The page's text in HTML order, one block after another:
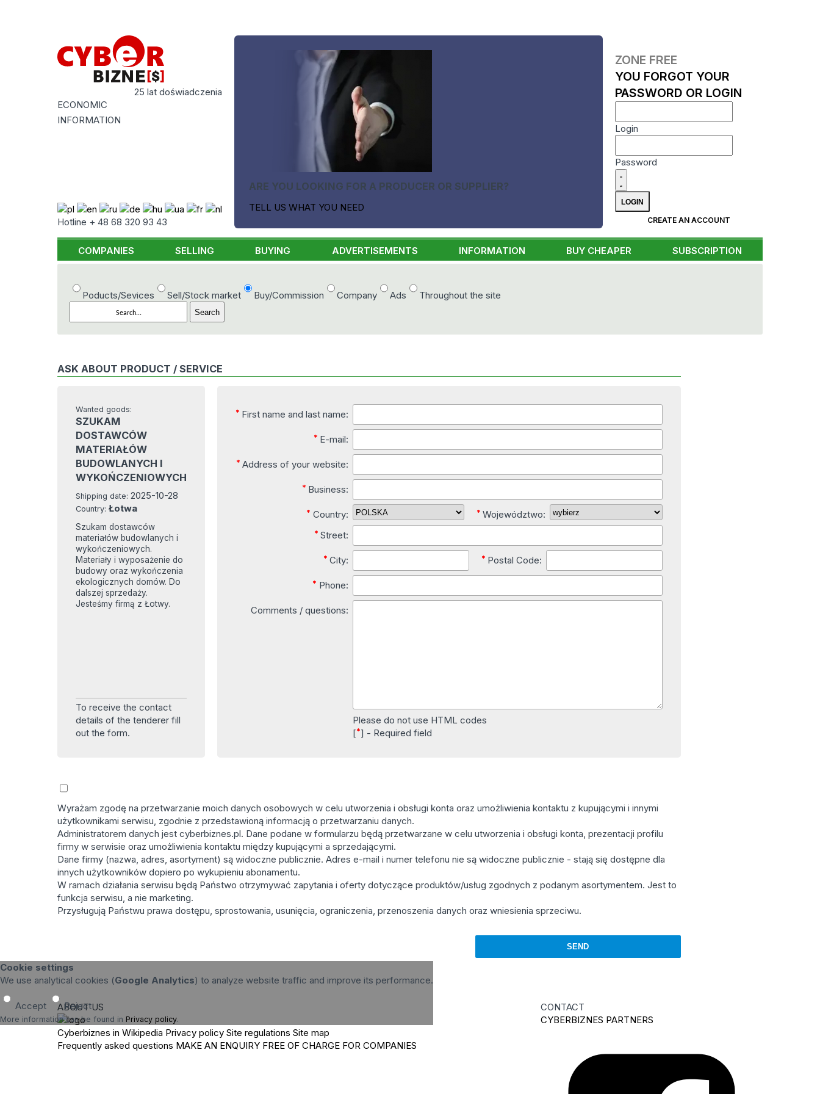
25 lat doświadczenia
ECONOMIC
INFORMATION
Hotline + 48 68 320 93 43
ARE YOU LOOKING FOR A PRODUCER OR SUPPLIER?
TELL US WHAT YOU NEED
ZONE FREE
YOU FORGOT YOUR
PASSWORD OR LOGIN
Login
Password
CREATE AN ACCOUNT
COMPANIES SELLING BUYING ADVERTISEMENTS INFORMATION BUY CHEAPER SUBSCRIPTION
Poducts/Sevices Sell/Stock market Buy/Commission Company Ads Throughout the site
ASK ABOUT PRODUCT / SERVICE
Wanted goods:
SZUKAM
DOSTAWCÓW
MATERIAŁÓW
BUDOWLANYCH I
WYKOŃCZENIOWYCH
Shipping date:2025-10-28
Country:Łotwa
Szukam dostawców
materiałów budowlanych i
wykończeniowych.
Materiały i wyposażenie do
budowy oraz wykończenia
ekologicznych domów. Do
dalszej sprzedaży.
Jesteśmy firmą z Łotwy.
To receive the contact
details of the tenderer fill
out the form.
* First name and last name:
* E-mail:
* Address of your website:
* Business:
* Country: *Województwo:
*Street:
*City: * Postal Code:
* Phone:
Comments / questions:
Please do not use HTML codes
[*] - Required field
Wyrażam zgodę na przetwarzanie moich danych osobowych w celu utworzenia i obsługi konta oraz umożliwienia kontaktu z kupującymi i innymi
użytkownikami serwisu, zgodnie z przedstawioną informacją o przetwarzaniu danych.
Administratorem danych jest cyberbiznes.pl. Dane podane w formularzu będą przetwarzane w celu utworzenia i obsługi konta, prezentacji profilu
firmy w serwisie oraz umożliwienia kontaktu między kupującymi a sprzedającymi.
Dane firmy (nazwa, adres, asortyment) są widoczne publicznie. Adres e-mail i numer telefonu nie są widoczne publicznie - stają się dostępne dla
innych użytkowników dopiero po wykupieniu abonamentu.
W ramach działania serwisu będą Państwo otrzymywać zapytania i oferty dotyczące produktów/usług zgodnych z podanym asortymentem. Jest to
funkcja serwisu, a nie marketing.
Przysługują Państwu prawa dostępu, sprostowania, usunięcia, ograniczenia, przenoszenia danych oraz wniesienia sprzeciwu.
Cookie settings
We use analytical cookies (Google Analytics) to analyze website traffic and improve its performance.
Accept Reject
More information can be found in Privacy policy.
ABOUT US
Cyberbiznes in Wikipedia Privacy policy Site regulations Site map
Frequently asked questions MAKE AN ENQUIRY FREE OF CHARGE FOR COMPANIES
CONTACT
CYBERBIZNES PARTNERS